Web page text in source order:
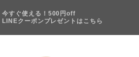
今すぐ使える！500円off
LINEクーポンプレゼントはこちら